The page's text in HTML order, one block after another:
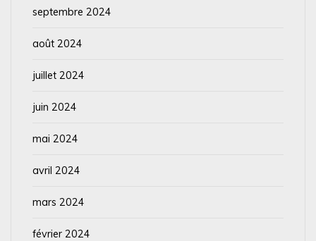
septembre 2024
août 2024
juillet 2024
juin 2024
mai 2024
avril 2024
mars 2024
février 2024